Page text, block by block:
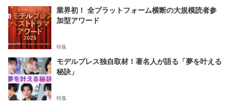
業界初！ 全プラットフォーム横断の大規模読者参
加型アワード
特集
モデルプレス独自取材！著名人が語る「夢を叶える
秘訣」
特集